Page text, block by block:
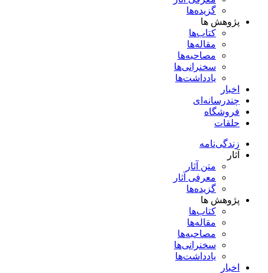
گزیده‌ها
پژوهش ها
کتاب‌ها
مقاله‌ها
مصاحبه‌ها
سخنرانی‌ها
یادداشت‌ها
اخبار
چندرسانه‌ای
فروشگاه
حلقات
زندگی‌نامه
آثار
متن آثار
معرفی آثار
گزیده‌ها
پژوهش ها
کتاب‌ها
مقاله‌ها
مصاحبه‌ها
سخنرانی‌ها
یادداشت‌ها
اخبار